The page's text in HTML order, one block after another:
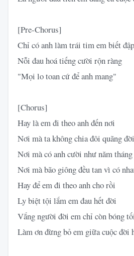
[Pre-Chorus]
Chỉ có anh làm trái tim em biết
Nỗi đau hoá tiếng cười rộn ràng
"Mọi lo toan cứ để anh mang"
[Chorus]
Hay là em đi theo anh đến nơi
Nơi mà ta không chia đôi quãng đời
Nơi mà có anh cười như năm
Nơi mà bão giông đều tan vì có
Hay để em đi theo anh cho rồi
Ly biệt tội lắm em đau hết đời
Vắng người đời em chỉ còn bóng
Làm ơn đừng bỏ em giữa cuộc đời